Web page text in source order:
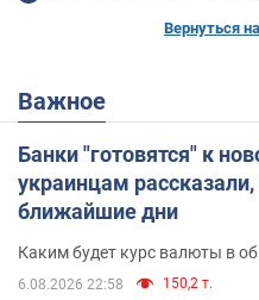
Вернуться
Важное
Банки "готовятся" к
украинцам
ближайшие дни
Каким будет курс валюты в
6.08.2026 22:58 150,2 т.